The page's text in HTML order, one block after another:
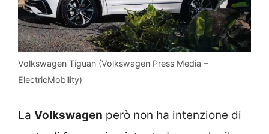
Volkswagen Tiguan (Volkswagen Press Media –
ElectricMobility)
La Volkswagen però non ha intenzione di